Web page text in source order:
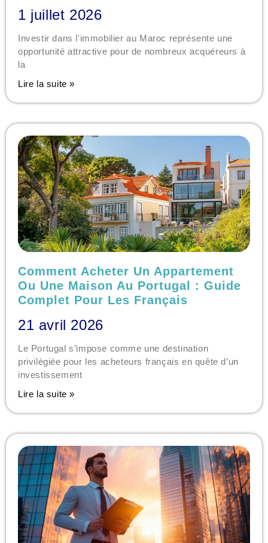
1 juillet 2026
Investir dans l'immobilier au Maroc représente une
opportunité attractive pour de nombreux acquéreurs à
la
Lire la suite »
Comment Acheter Un Appartement
Ou Une Maison Au Portugal : Guide
Complet Pour Les Français
21 avril 2026
Le Portugal s’impose comme une destination
privilégiée pour les acheteurs français en quête d’un
investissement
Lire la suite »